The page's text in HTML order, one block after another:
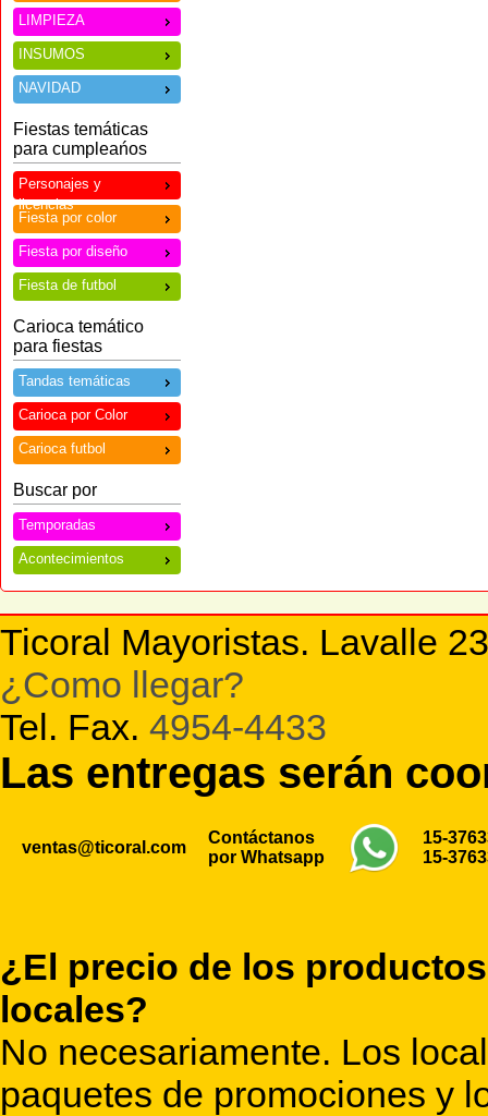
LIMPIEZA
INSUMOS
NAVIDAD
Fiestas temáticas
para cumpleańos
Personajes y
licencias
Fiesta por color
Fiesta por diseño
Fiesta de futbol
Carioca temático
para fiestas
Tandas temáticas
Carioca por Color
Carioca futbol
Buscar por
Temporadas
Acontecimientos
Ticoral Mayoristas. Lavalle
¿Como llegar?
Tel. Fax. 4954-4433
Las entregas serán
ventas@ticoral.com
Contáctanos
por Whatsapp
15-
15-
¿El precio de los
locales?
No necesariamente. Los
paquetes de promociones y